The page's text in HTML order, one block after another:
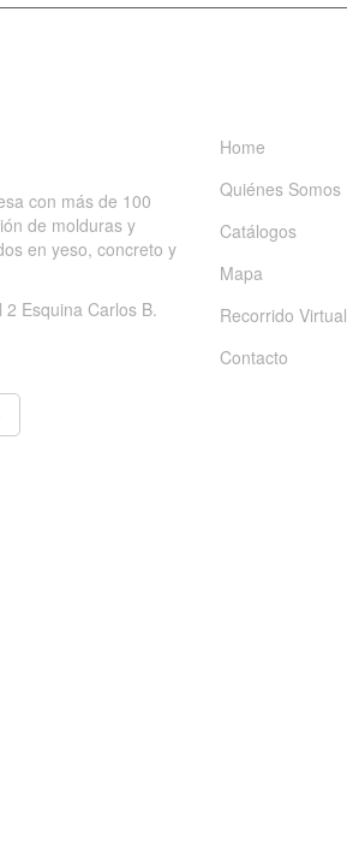
con más de 100
de molduras y
en yeso, concreto y
Esquina Carlos B.
Home
Quiénes Somos
Catálogos
Mapa
Recorrido Virtual
Contacto